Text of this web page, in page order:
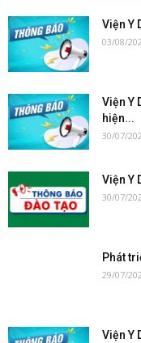
Viện Y
03/08/
Viện Y
hiện...
30/07/
Viện Y
30/07/
Phát
29/07/
Viện Y